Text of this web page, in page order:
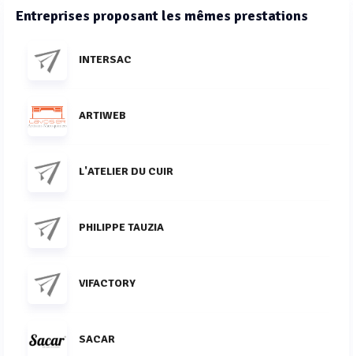
Entreprises proposant les mêmes prestations
INTERSAC
ARTIWEB
L'ATELIER DU CUIR
PHILIPPE TAUZIA
VIFACTORY
SACAR